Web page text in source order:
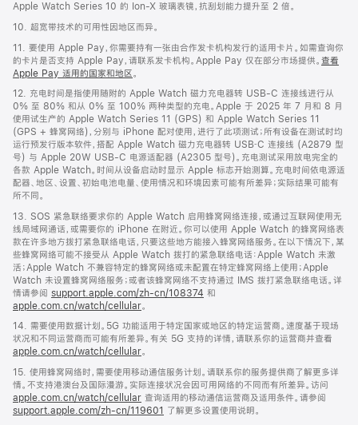
Apple Watch Series 10 的 Ion-X 玻璃表镜，抗刮划能力提升至 2 倍。
10. 超宽带技术的可用性因地区而异。
11. 要使用 Apple Pay，你需要持有一张由合作发卡机构发行的适用卡片。如需查询你
的卡片是否支持 Apple Pay，请联系发卡机构。Apple Pay 仅在部分市场提供。 查看
Apple Pay 适用的国家和地区。
12. 充电时间是指使用随附的 Apple Watch 磁力充电器转 USB-C 连接线进行从
0% 至 80% 和从 0% 至 100% 两种类型的充电。Apple 于 2025 年 7 月和 8 月
使用试生产的 Apple Watch Series 11 (GPS) 和 Apple Watch Series 11
(GPS + 蜂窝网络)，分别与 iPhone 配对使用，进行了此项测试；所有设备在测试时均
运行预发行版本软件，搭配 Apple Watch 磁力充电器转 USB‑C 连接线 (A2879 型
号) 与 Apple 20W USB-C 电源适配器 (A2305 型号)。充电测试采用放电完全的
各款 Apple Watch。时间从设备启动时显示 Apple 标志开始测算。充电时间依电源适
配器、地区、设置、初始电池电量、使用情况和环境因素可能有所差异；实际结果可能有
所不同。
13. SOS 紧急联络要求你的 Apple Watch 启用蜂窝网络连接，或通过互联网使用无
线局域网通话，或需要你的 iPhone 在附近。你可以使用 Apple Watch 的蜂窝网络表
款在许多地方拨打紧急联络电话，只要这些地方能接入蜂窝网络服务。在以下情况下，某
些蜂窝网络可能不接受从 Apple Watch 拨打的紧急联络电话：Apple Watch 未激
活；Apple Watch 不兼容特定的蜂窝网络或未配置在特定蜂窝网络上使用；Apple
Watch 未设置蜂窝网络服务；或者该蜂窝网络不支持通过 IMS 拨打紧急联络电话。详
情请参阅 support.apple.com/zh-cn/108374 和
apple.com.cn/watch/cellular。
14. 需要使用数据计划。5G 功能适用于特定国家或地区的特定运营商。速度基于现场
状况和不同运营商而可能有所差异。有关 5G 支持的详情，请联系你的运营商并查看
apple.com.cn/watch/cellular。
15. 使用蜂窝网络时，需要使用移动通信服务计划。请联系你的服务提供商了解更多详
情。不支持港澳台及国际漫游。实际连接状况会因可用网络的不同而有所差异。访问
apple.com.cn/watch/cellular 查询适用的移动通信运营商及适用条件。请参阅
support.apple.com/zh-cn/119601
了解更多设置使用说明。